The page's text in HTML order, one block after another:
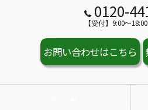
0120-
【受付】9:00～
お問い合わせはこちら